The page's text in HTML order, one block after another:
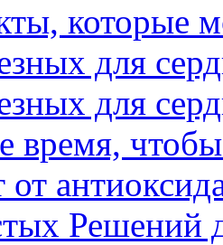
которые
для
для
время,
от
Решений